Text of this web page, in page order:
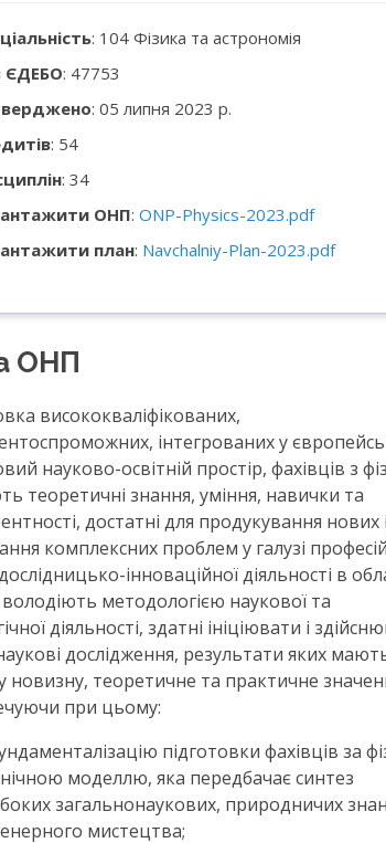
: 104 Фізика та астрономія
ЄДЕБО: 47753
: 05 липня 2023 р.
: 54
: 34
ОНП: ONP-Physics-2023.pdf
план: Navchalniy-Plan-2023.pdf
ОНП
висококваліфікованих,
інтегрованих у
науково-освітній простір, фахівців з
теоретичні знання, уміння, навички та
достатні для продукування нових
комплексних проблем у галузі
інноваційної діяльності в
володіють методологією наукової та
діяльності, здатні ініціювати і
дослідження, результати яких
новизну, теоретичне та практичне
при цьому:
підготовки фахівців за
моделлю, яка передбачає синтез
загальнонаукових, природничих
мистецтва;